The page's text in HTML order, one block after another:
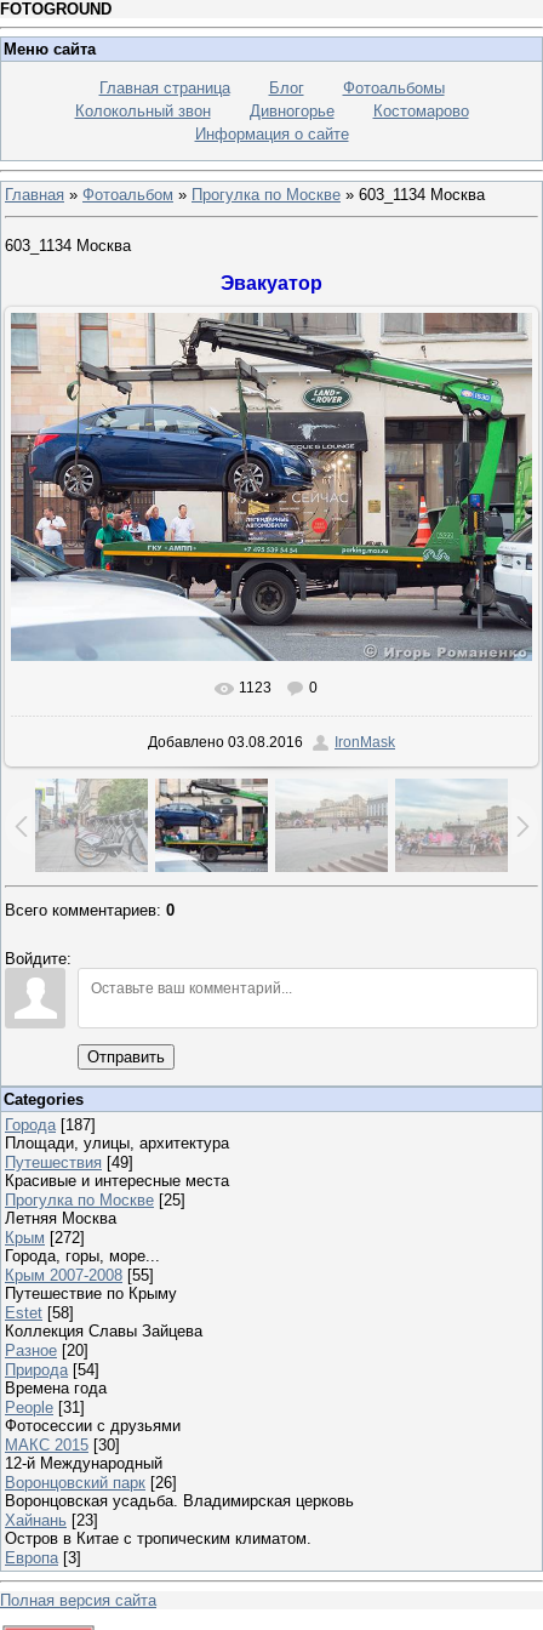
FOTOGROUND
Меню сайта
Главная страница Блог
Фотоальбомы
Колокольный звон
Дивногорье
Костомарово
Информация о сайте
Главная » Фотоальбом » Прогулка по Москве » 603_1134 Москва
603_1134 Москва
Эвакуатор
В реальном размере 900x600
1123 0
Добавлено 03.08.2016 IronMask
Всего комментариев: 0
Войдите:
Отправить
Categories
Города [187]
Площади, улицы, архитектура
Путешествия [49]
Красивые и интересные места
Прогулка по Москве [25]
Летняя Москва
Крым [272]
Города, горы, море...
Крым 2007-2008 [55]
Путешествие по Крыму
Estet [58]
Коллекция Славы Зайцева
Разное [20]
Природа [54]
Времена года
People [31]
Фотосессии с друзьями
МАКС 2015 [30]
12-й Международный
Воронцовский парк [26]
Воронцовская усадьба. Владимирская церковь
Хайнань [23]
Остров в Китае с тропическим климатом.
Европа [3]
Полная версия сайта